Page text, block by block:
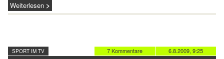
Weiterlesen
6.8.2009, 9:25
7 Kommentare
SPORT IM TV